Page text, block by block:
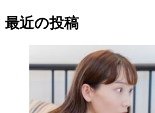
最近の投稿